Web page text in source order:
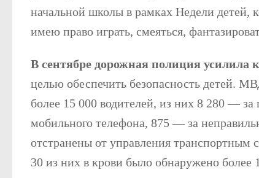
начальной школы в рамках Недели детей,
имею право играть, смеяться,
В сентябре дорожная полиция усилила
целью обеспечить безопасность детей.
более 15 000 водителей, из них 8 280 —
мобильного телефона, 875 — за
отстранены от управления транспортным
30 из них в крови было обнаружено более